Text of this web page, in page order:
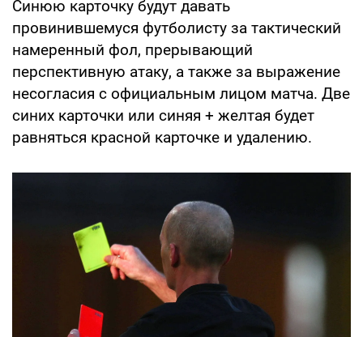
Синюю карточку будут давать
провинившемуся футболисту за тактический
намеренный фол, прерывающий
перспективную атаку, а также за выражение
несогласия с официальным лицом матча. Две
синих карточки или синяя + желтая будет
равняться красной карточке и удалению.